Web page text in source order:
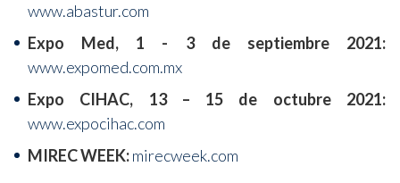
www.abastur.com
Expo Med, 1 - 3 de septiembre 2021:
www.expomed.com.mx
Expo CIHAC, 13 – 15 de octubre 2021:
www.expocihac.com
MIREC WEEK:mirecweek.com